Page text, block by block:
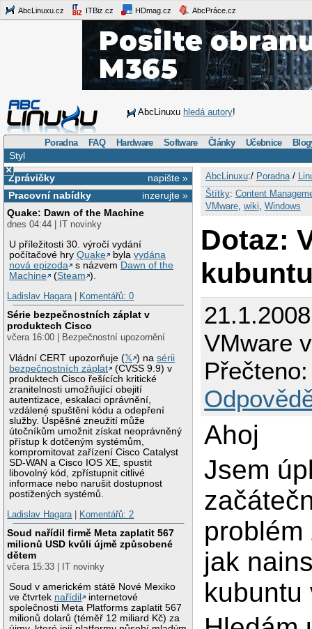
AbcLinuxu.cz ITBiz.cz HDmag.cz AbcPráce.cz
AbcLinuxu hledá autory!
Poradna FAQ Hardware Software Články Učebnice
Styl
×
napište »
Zprávičky
inzerujte »
Pracovní nabídky
Quake: Dawn of the Machine
dnes 04:44 | IT novinky
U příležitosti 30. výročí vydání
počítačové hryQuake bylavydána
nová epizoda
s názvem Dawn of the
Machine
(Steam ).
Ladislav Hagara| Komentářů: 0
Série bezpečnostních záplat v
produktech Cisco
včera 16:00 | Bezpečnostní upozornění
Vládní CERT upozorňuje (𝕏 ) nasérii
bezpečnostních záplat
(CVSS 9.9) v
produktech Cisco řešících kritické
zranitelnosti umožňující obejití
autentizace, eskalaci oprávnění,
vzdálené spuštění kódu a odepření
služby. Úspěšné zneužití může
útočníkům umožnit získat neoprávněný
přístup k dotčeným systémům,
kompromitovat zařízení Cisco Catalyst
SD-WAN a Cisco IOS XE, spustit
libovolný kód, zpřístupnit citlivé
informace nebo narušit dostupnost
postižených systémů.
Ladislav Hagara| Komentářů: 2
Soud nařídil firmě Meta zaplatit 567
milionů USD kvůli újmě způsobené
dětem
včera 15:33 | IT novinky
Soud v americkém státě Nové Mexiko
ve čtvrtek nařídil
internetové
společnosti Meta Platforms zaplatit 567
milionů dolarů (téměř 12 miliard Kč) za
AbcLinuxu:/ Poradna/
Štítky: Content
VMware, wiki Windows
Dotaz:
VMware
Ahoj
Jsem
jak
kubuntu